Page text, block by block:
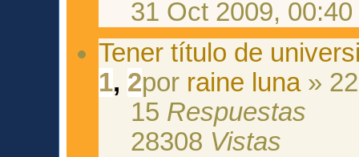
31 Oct 2009, 00:40
Tener título de
1, 2por raine luna»
15 Respuestas
28308 Vistas